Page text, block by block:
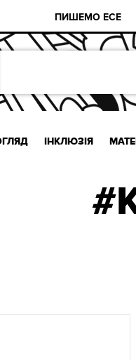
ПИШЕМО ЕСЕ
ІНКЛЮЗІЯ